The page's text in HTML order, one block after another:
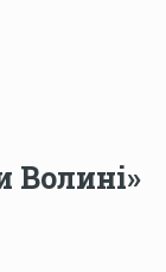
Волині»